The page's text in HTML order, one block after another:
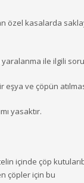
özel kasalarda
ile ilgili
ve çöpün
yasaktır.
içinde çöp
çöpler için bu